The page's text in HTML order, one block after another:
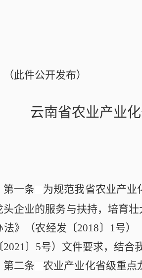
（此件公开发布）
云南省农业产业
第一条
为规范我省农业产业
头企业的服务与扶持，培育
》
（农经发〔2018〕1号）
2021〕5号）文件要求，结合
第二条
农业产业化省级重点